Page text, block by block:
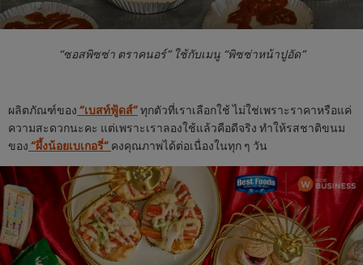
“ซอสพิซซ่า ตราคนอร์” ใช้กับเมนู “พิซซ่าหน้าปูอัด”
ผลิตภัณฑ์ของ “เบสท์ฟู้ดส์”ทุกตัวที่เราเลือกใช้ ไม่ใช่เพราะราคาหรือแค่
ความสะดวกนะคะ แต่เพราะเราลองใช้แล้วคือดีจริง ทำให้รสชาติขนม
ของ “ผึ้งน้อยเบเกอรี่” คงคุณภาพได้ต่อเนื่องในทุก ๆ วัน